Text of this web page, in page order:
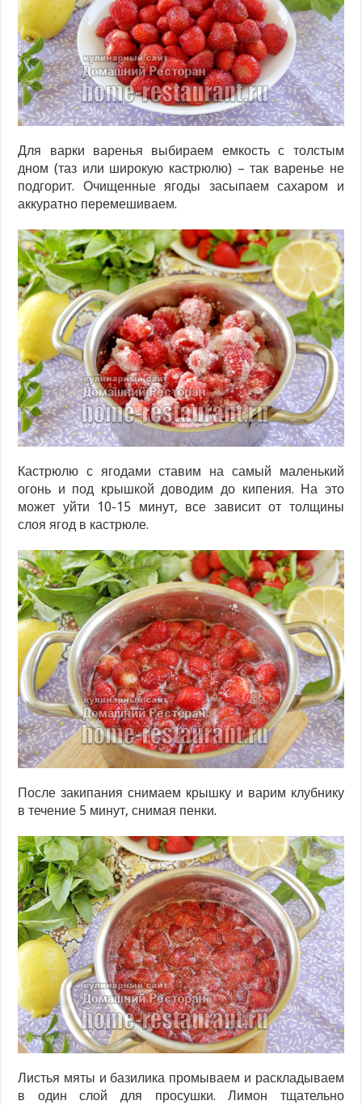
Для варки варенья выбираем емкость с толстым
дном (таз или широкую кастрюлю) – так варенье не
подгорит. Очищенные ягоды засыпаем сахаром и
аккуратно перемешиваем.
Кастрюлю с ягодами ставим на самый маленький
огонь и под крышкой доводим до кипения. На это
может уйти 10-15 минут, все зависит от толщины
слоя ягод в кастрюле.
После закипания снимаем крышку и варим клубнику
в течение 5 минут, снимая пенки.
Листья мяты и базилика промываем и раскладываем
в один слой для просушки. Лимон тщательно